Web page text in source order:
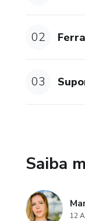
02
03
Saiba
12